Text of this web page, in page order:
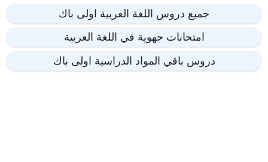
جميع دروس اللغة العربية اولى باك
امتحانات جهوية في اللغة العربية
دروس باقي المواد الدراسية اولى باك